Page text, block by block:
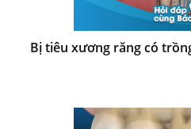
Bị tiêu xương răng có